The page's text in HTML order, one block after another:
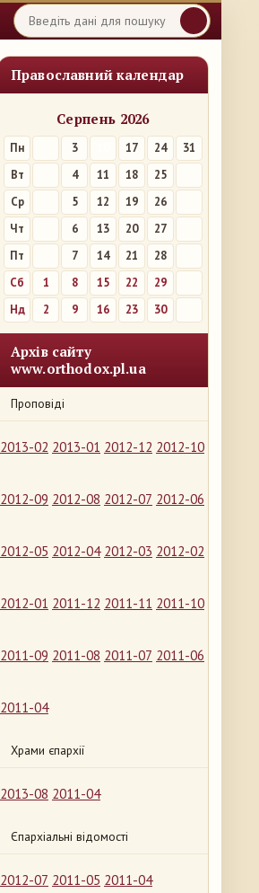
Православний календар
Серпень 2026
Пн 3 17 24
31
Вт
4 11 18
25
Ср
5 12 19
26
Чт
6 13 20
27
Пт
7 14 21
28
Сб
1 8 15 22
29
Нд
2 9 16 23 30
Архів сайту
www.orthodox.pl.ua
Проповіді
2013-02 2013-01 2012-12 2012-10
2012-09 2012-08 2012-07 2012-06
2012-05 2012-04 2012-03 2012-02
2012-01 2011-12 2011-11 2011-10
2011-09 2011-08 2011-07 2011-06
2011-04
Храми єпархії
2013-08 2011-04
Єпархіальні відомості
2012-07 2011-05 2011-04